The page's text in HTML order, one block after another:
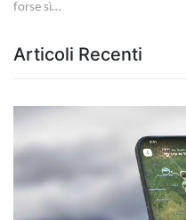
forse sì…
Articoli Recenti